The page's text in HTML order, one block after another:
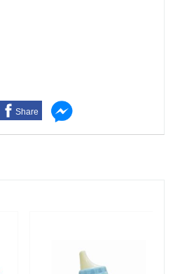
Share